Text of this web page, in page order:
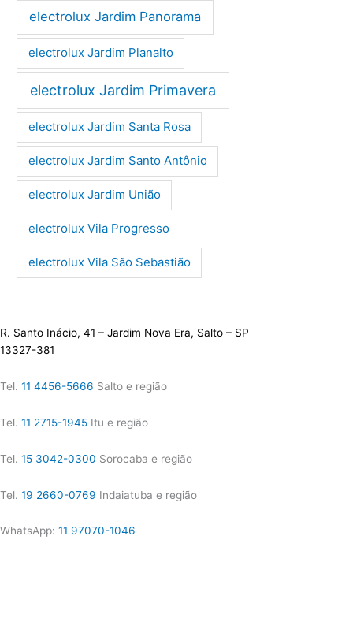
electrolux Jardim Panorama
electrolux Jardim Planalto
electrolux Jardim Primavera
electrolux Jardim Santa Rosa
electrolux Jardim Santo Antônio
electrolux Jardim União
electrolux Vila Progresso
electrolux Vila São Sebastião
R. Santo Inácio, 41 – Jardim Nova Era, Salto – SP
13327-381
Tel. 11 4456-5666 Salto e região
Tel. 11 2715-1945 Itu e região
Tel. 15 3042-0300 Sorocaba e região
Tel. 19 2660-0769 Indaiatuba e região
WhatsApp: 11 97070-1046